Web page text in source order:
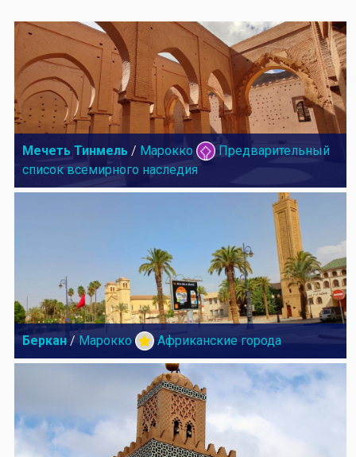
Мечеть Тинмель / Марокко
Предварительный
список всемирного наследия
Беркан / Марокко Африканские города